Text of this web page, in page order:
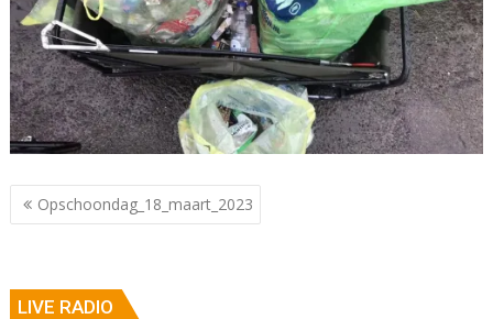
Berichtnavigatie
Opschoondag_18_maart_2023
LIVE RADIO